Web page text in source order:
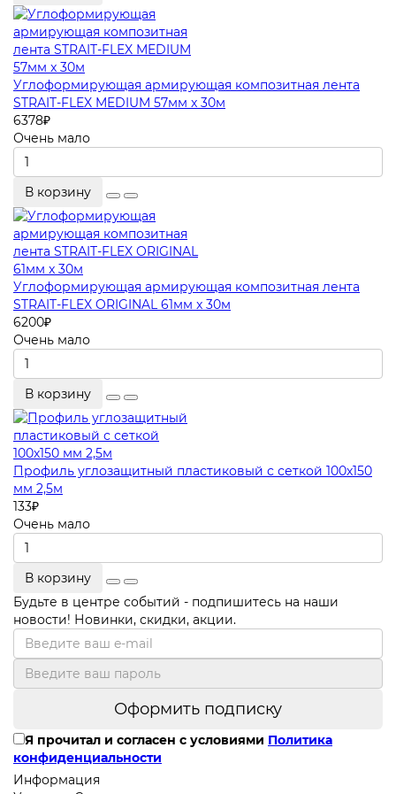
Углоформирующая армирующая композитная лента
STRAIT-FLEX MEDIUM 57мм x 30м
6378₽
Очень мало
В корзину
Углоформирующая армирующая композитная лента
STRAIT-FLEX ORIGINAL 61мм x 30м
6200₽
Очень мало
В корзину
Профиль углозащитный пластиковый с сеткой 100х150
мм 2,5м
133₽
Очень мало
В корзину
Будьте в центре событий - подпишитесь на наши
новости! Новинки, скидки, акции.
Оформить подписку
Я прочитал и согласен с условиями Политика
конфиденциальности
Информация